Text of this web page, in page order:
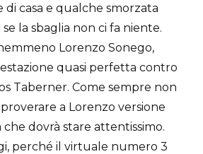
di casa e qualche smorzata
la sbaglia non ci fa niente.
Lorenzo Sonego,
quasi perfetta contro
Taberner. Come sempre non
a Lorenzo versione
che dovrà stare attentissimo.
perché il virtuale numero 3